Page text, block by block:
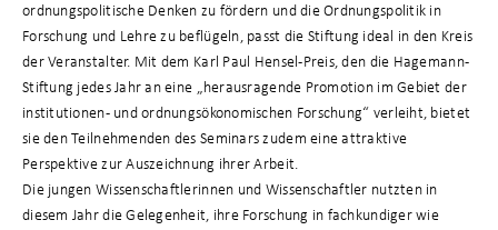
ordnungspolitische Denken zu fördern und die Ordnungspolitik in
Forschung und Lehre zu beflügeln, passt die Stiftung ideal in den Kreis
der Veranstalter. Mit dem Karl Paul Hensel-Preis, den die Hagemann-
Stiftung jedes Jahr an eine „herausragende Promotion im Gebiet der
institutionen- und ordnungsökonomischen Forschung“ verleiht, bietet
sie den Teilnehmenden des Seminars zudem eine attraktive
Perspektive zur Auszeichnung ihrer Arbeit.
Die jungen Wissenschaftlerinnen und Wissenschaftler nutzten in
diesem Jahr die Gelegenheit, ihre Forschung in fachkundiger wie